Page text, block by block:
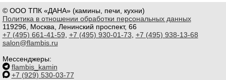
© ООО ТПК «ДАНА» (камины, печи, кухни)
Политика в отношении обработки персональных данных
119296, Москва, Ленинский проспект, 66
+7 (495) 661-41-59 +7 (495) 930-01-73 +7 (495) 938-13-68
salon@flambis.ru
Мессенджеры:
flambis_kamin
+7 (929) 530-03-77